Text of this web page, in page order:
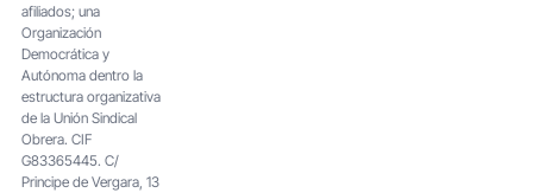
afiliados; una
Organización
Democrática y
Autónoma dentro la
estructura organizativa
de la Unión Sindical
Obrera. CIF
G83365445. C/
Principe de Vergara, 13